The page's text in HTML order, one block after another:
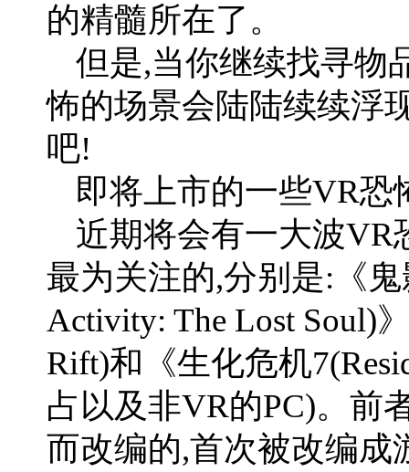
的精髓所在了。
但是,当你继续找寻物
怖的场景会陆陆续续浮
吧!
即将上市的一些VR恐
近期将会有一大波VR
最为关注的,分别是:《鬼
Activity: The Lost Soul)
Rift)和《生化危机
占以及非VR的PC)。前
而改编的,首次被改编成